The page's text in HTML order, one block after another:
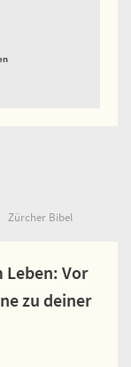
Zürcher Bibel
Leben: Vor
zu deiner